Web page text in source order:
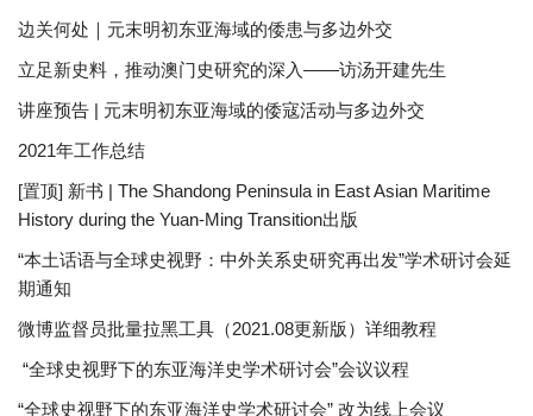
边关何处｜元末明初东亚海域的倭患与多边外交
立足新史料，推动澳门史研究的深入——访汤开建先生
讲座预告 | 元末明初东亚海域的倭寇活动与多边外交
2021年工作总结
[置顶] 新书 | The Shandong Peninsula in East Asian Maritime
History during the Yuan-Ming Transition出版
“本土话语与全球史视野：中外关系史研究再出发”学术研讨会延
期通知
微博监督员批量拉黑工具（2021.08更新版）详细教程
“全球史视野下的东亚海洋史学术研讨会”会议议程
“全球史视野下的东亚海洋史学术研讨会” 改为线上会议